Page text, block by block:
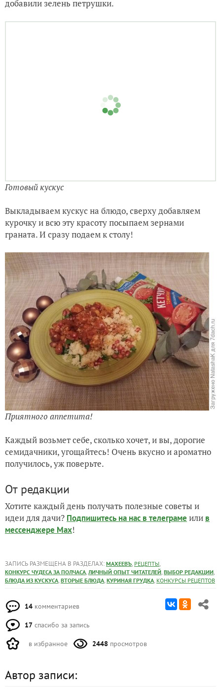
Готовый кускус
Выкладываем кускус на блюдо, сверху добавляем
курочку и всю эту красоту посыпаем зернами
граната. И сразу подаем к столу!
Приятного аппетита!
Каждый возьмет себе, сколько хочет, и вы, дорогие
семидачники, угощайтесь! Очень вкусно и ароматно
получилось, уж поверьте.
От редакции
Хотите каждый день получать полезные советы и
идеи для дачи?Подпишитесь на нас в телеграме или в
мессенджере Max!
ЗАПИСЬ РАЗМЕЩЕНА В РАЗДЕЛАХ:
КОНКУРС ЧУДЕСА ЗА ПОЛЧАСА,ЛИЧНЫЙ ОПЫТ ЧИТАТЕЛЕЙ
БЛЮДА ИЗ КУСКУСА,ВТОРЫЕ БЛЮДА,КУРИНАЯ ГРУДКА,КОНКУРСЫ РЕЦЕПТОВ
14
17 спасибо за запись
в избранное 2448
Автор записи: